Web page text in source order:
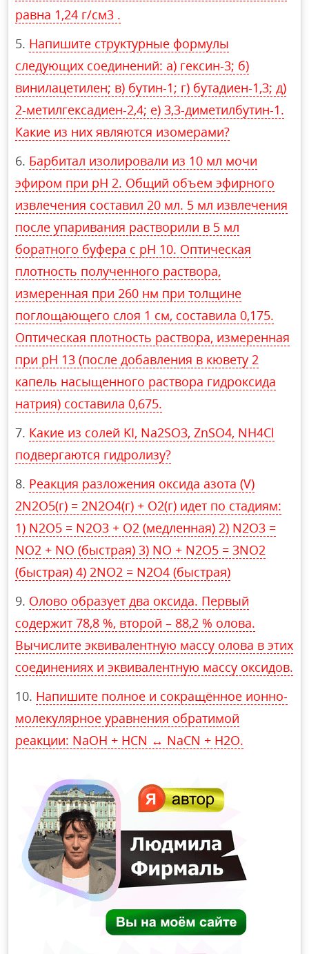
равна 1,24 г/см3 .
Напишите структурные формулы
следующих соединений: а) гексин-3; б)
винилацетилен; в) бутин-1; г) бутадиен-1,3; д)
2-метилгексадиен-2,4; е) 3,3-диметилбутин-1.
Какие из них являются изомерами?
Барбитал изолировали из 10 мл мочи
эфиром при рН 2. Общий объем эфирного
извлечения составил 20 мл. 5 мл извлечения
после упаривания растворили в 5 мл
боратного буфера с рН 10. Оптическая
плотность полученного раствора,
измеренная при 260 нм при толщине
поглощающего слоя 1 см, составила 0,175.
Оптическая плотность раствора, измеренная
при рН 13 (после добавления в кювету 2
капель насыщенного раствора гидроксида
натрия) составила 0,675.
Какие из солей KI, Na2SO3, ZnSO4, NH4Cl
подвергаются гидролизу?
Реакция разложения оксида азота (V)
2N2O5(г) = 2N2O4(г) + O2(г) идет по стадиям:
1) N2O5 = N2O3 + O2 (медленная) 2) N2O3 =
NO2 + NO (быстрая) 3) NO + N2O5 = 3NO2
(быстрая) 4) 2NO2 = N2O4 (быстрая)
Олово образует два оксида. Первый
содержит 78,8 %, второй – 88,2 % олова.
Вычислите эквивалентную массу олова в этих
соединениях и эквивалентную массу оксидов.
Напишите полное и сокращённое ионно-
молекулярное уравнения обратимой
реакции: NaOH + HCN ↔ NaCN + H2О.